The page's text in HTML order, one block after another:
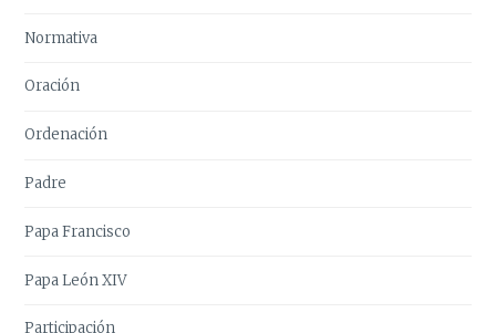
Normativa
Oración
Ordenación
Padre
Papa Francisco
Papa León XIV
Participación